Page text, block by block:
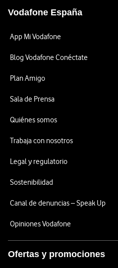
Vodafone España
App Mi Vodafone
Blog Vodafone Conéctate
Plan Amigo
Sala de Prensa
Quiénes somos
Trabaja con nosotros
Legal y regulatorio
Sostenibilidad
Canal de denuncias – Speak Up
Opiniones Vodafone
Ofertas y promociones